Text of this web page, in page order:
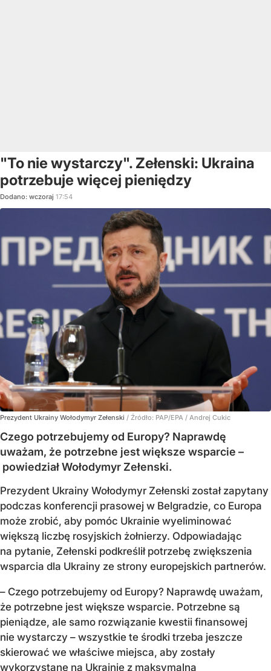
"To nie wystarczy". Zełenski: Ukraina
potrzebuje więcej pieniędzy
Dodano: wczoraj 17:54
Prezydent Ukrainy Wołodymyr Zełenski / Źródło: PAP/EPA / Andrej Cukic
Czego potrzebujemy od Europy? Naprawdę
uważam, że potrzebne jest większe wsparcie –
powiedział Wołodymyr Zełenski.
Prezydent Ukrainy Wołodymyr Zełenski został zapytany
podczas konferencji prasowej w Belgradzie, co Europa
może zrobić, aby pomóc Ukrainie wyeliminować
większą liczbę rosyjskich żołnierzy. Odpowiadając
na pytanie, Zełenski podkreślił potrzebę zwiększenia
wsparcia dla Ukrainy ze strony europejskich partnerów.
– Czego potrzebujemy od Europy? Naprawdę uważam,
że potrzebne jest większe wsparcie. Potrzebne są
pieniądze, ale samo rozwiązanie kwestii finansowej
nie wystarczy – wszystkie te środki trzeba jeszcze
skierować we właściwe miejsca, aby zostały
wykorzystane na Ukrainie z maksymalną